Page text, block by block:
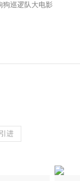
狗巡逻队大电影
进